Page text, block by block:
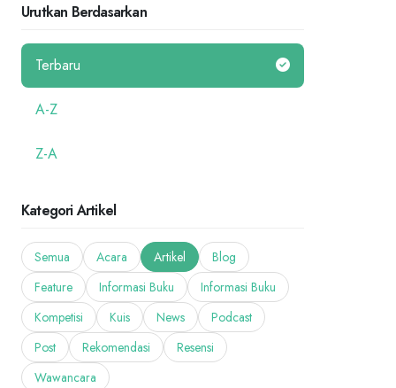
Urutkan Berdasarkan
Terbaru
A-Z
Z-A
Kategori Artikel
Semua Acara Artikel
Blog
Feature
Informasi Buku
Informasi Buku
Kompetisi
Kuis News
Podcast
Post
Rekomendasi
Resensi
Wawancara